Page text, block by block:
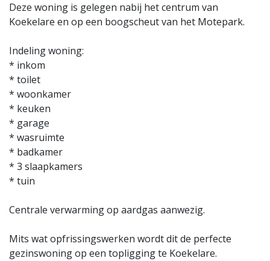
Deze woning is gelegen nabij het centrum van
Koekelare en op een boogscheut van het Motepark.
Indeling woning:
* inkom
* toilet
* woonkamer
* keuken
* garage
* wasruimte
* badkamer
* 3 slaapkamers
* tuin
Centrale verwarming op aardgas aanwezig.
Mits wat opfrissingswerken wordt dit de perfecte
gezinswoning op een topligging te Koekelare.